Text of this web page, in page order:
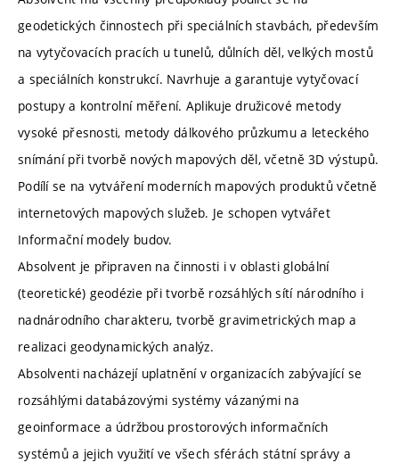
geodetických činnostech při speciálních stavbách, především
na vytyčovacích pracích u tunelů, důlních děl, velkých mostů
a speciálních konstrukcí. Navrhuje a garantuje vytyčovací
postupy a kontrolní měření. Aplikuje družicové metody
vysoké přesnosti, metody dálkového průzkumu a leteckého
snímání při tvorbě nových mapových děl, včetně 3D výstupů.
Podílí se na vytváření moderních mapových produktů včetně
internetových mapových služeb. Je schopen vytvářet
Informační modely budov.
Absolvent je připraven na činnosti i v oblasti globální
(teoretické) geodézie při tvorbě rozsáhlých sítí národního i
nadnárodního charakteru, tvorbě gravimetrických map a
realizaci geodynamických analýz.
Absolventi nacházejí uplatnění v organizacích zabývající se
rozsáhlými databázovými systémy vázanými na
geoinformace a údržbou prostorových informačních
systémů a jejich využití ve všech sférách státní správy a